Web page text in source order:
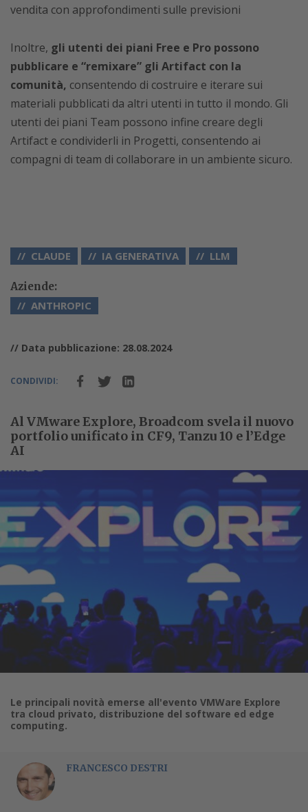
vendita con approfondimenti sulle previsioni
Inoltre, gli utenti dei piani Free e Pro possono
pubblicare e “remixare” gli Artifact con la
comunità, consentendo di costruire e iterare sui
materiali pubblicati da altri utenti in tutto il mondo. Gli
utenti dei piani Team possono infine creare degli
Artifact e condividerli in Progetti, consentendo ai
compagni di team di collaborare in un ambiente sicuro.
CLAUDE IA GENERATIVA LLM
Aziende:
ANTHROPIC
// Data pubblicazione: 28.08.2024
CONDIVIDI:
Al VMware Explore, Broadcom svela il nuovo
portfolio unificato in CF9, Tanzu 10 e l’Edge
AI
Le principali novità emerse all'evento VMWare Explore
tra cloud privato, distribuzione del software ed edge
computing.
FRANCESCO DESTRI